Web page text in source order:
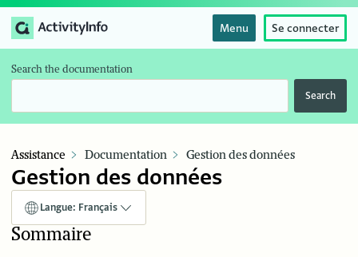
Menu Se connecter
Search the documentation
Search
Assistance Documentation Gestion des données
Gestion des données
Langue: Français
Sommaire